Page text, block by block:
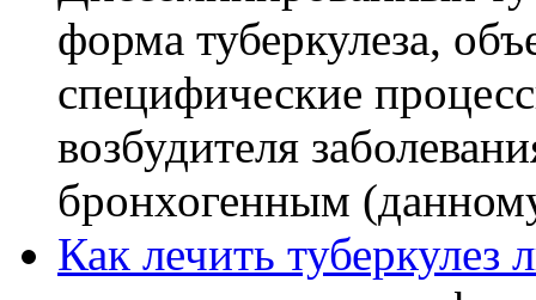
форма туберкулеза,
специфические
возбудителя
бронхогенным
Как лечить туберкулез